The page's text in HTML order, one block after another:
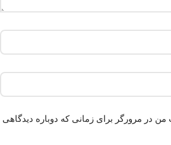
من در مرورگر برای زمانی که دوباره دیدگاهی